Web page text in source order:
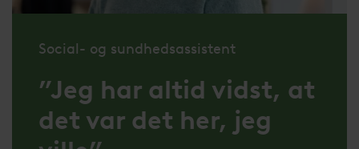
Social- og sundhedsassistent
”Jeg har altid vidst, at
det var det her, jeg